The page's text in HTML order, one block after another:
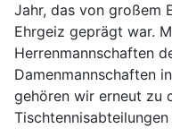
Jahr, das von großem
Ehrgeiz geprägt war.
Herrenmannschaften
Damenmannschaften
gehören wir erneut zu